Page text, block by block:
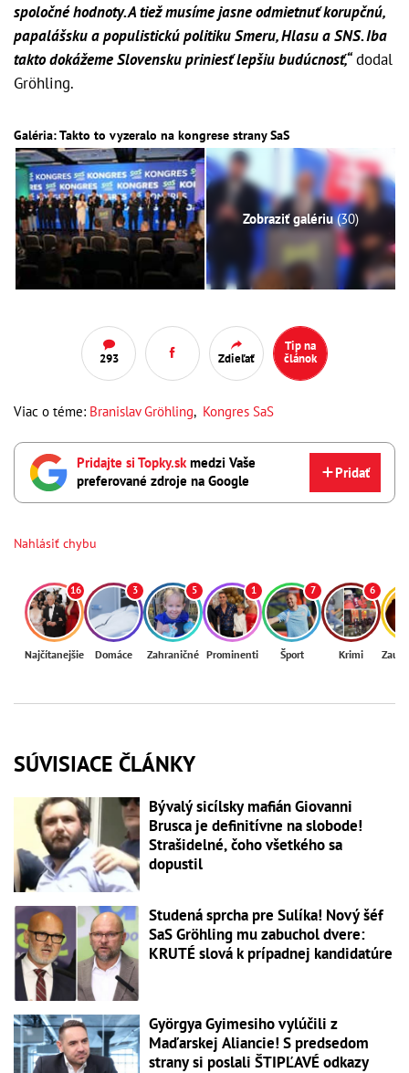
spoločné hodnoty. A tiež musíme jasne odmietnuť korupčnú,
papalášsku a populistickú politiku Smeru, Hlasu a SNS. Iba
takto dokážeme Slovensku priniesť lepšiu budúcnosť,“dodal
Gröhling.
Galéria: Takto to vyzeralo na kongrese strany SaS
Zobraziť galériu(30)
293 Zdieľať
Tip na
článok
Viac o téme: Branislav Gröhling, Kongres SaS
Pridajte si Topky.skmedzi Vaše
preferované zdroje na Google
Pridať
Nahlásiť chybu
16
Najčítanejšie
3
Domáce
5
Zahraničné
1
Prominenti
7
Šport
6
Krimi
SÚVISIACE ČLÁNKY
Bývalý sicílsky mafián Giovanni
Brusca je definitívne na slobode!
Strašidelné, čoho všetkého sa
dopustil
Studená sprcha pre Sulíka! Nový šéf
SaS Gröhling mu zabuchol dvere:
KRUTÉ slová k prípadnej kandidatúre
Györgya Gyimesiho vylúčili z
Maďarskej Aliancie! S predsedom
strany si poslali ŠTIPĽAVÉ odkazy